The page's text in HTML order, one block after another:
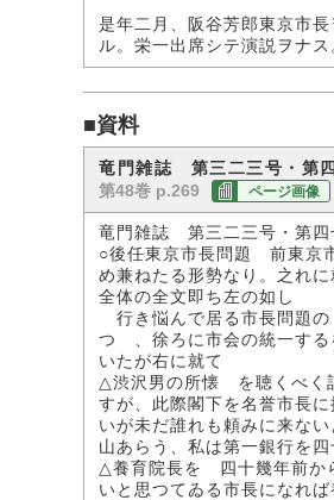
是年二月、阪谷芳郎東京市
ル。栄一出席シテ演説ヲナス
■資料
竜門雑誌 第三二三号・第
第48巻 p.269 ページ画像
竜門雑誌 第三二三号・第四
○後任東京市長問題 前東京
め兼ねたる形勢なり。之れ
全体の全文即ち左の如し
行き悩んで居る市長問題
つゝ、徐ろに市会の統一す
いたが右に就て
△渋沢男の所懐 を聴くべく
すが、此際閣下を名誉市長
いが未だ誰れも頼みに来な
山あらう、私は第一銀行を
△養育院長を 四十幾年前か
いと思つてゐる市長になれ